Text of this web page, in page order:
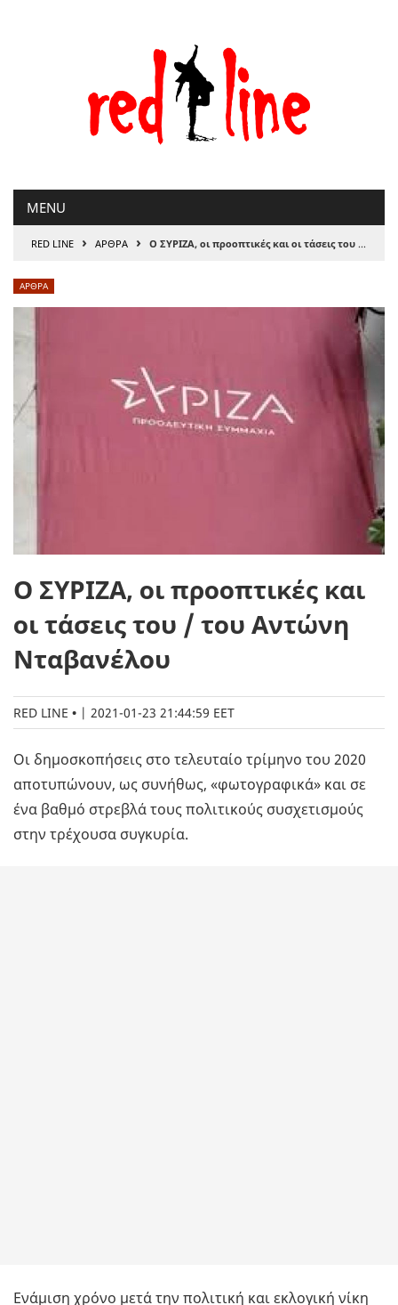
MENU
RED LINE › ΑΡΘΡΑ › Ο ΣΥΡΙΖΑ, οι προοπτικές και οι τάσεις του / του Αντώνη Νταβανέλου
ΑΡΘΡΑ
Ο ΣΥΡΙΖΑ, οι προοπτικές και
οι τάσεις του / του Αντώνη
Νταβανέλου
RED LINE | 2021-01-23 21:44:59 EET
Οι δημοσκοπήσεις στο τελευταίο τρίμηνο του 2020
αποτυπώνουν, ως συνήθως, «φωτογραφικά» και σε
ένα βαθμό στρεβλά τους πολιτικούς συσχετισμούς
στην τρέχουσα συγκυρία.
Ενά­μι­ση χρόνο μετά την πο­λι­τι­κή και εκλο­γι­κή νίκη